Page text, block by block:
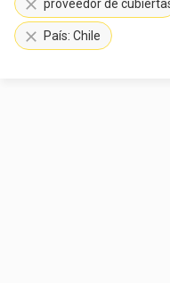
clear proveedor de
clear País: Chile